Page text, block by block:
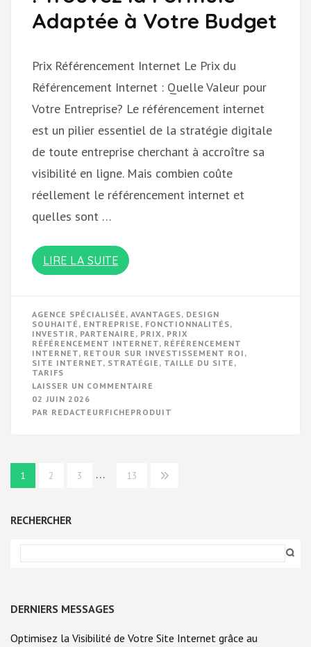
Adaptée à Votre Budget
Prix Référencement Internet Le Prix du
Référencement Internet : Quelle Valeur pour
Votre Entreprise? Le référencement internet
est un pilier essentiel de la stratégie digitale
de toute entreprise cherchant à accroître sa
visibilité en ligne. Mais combien coûte
réellement le référencement internet et
quelles sont …
LIRE LA SUITE
AGENCE SPÉCIALISÉE , AVANTAGES, DESIGN
SOUHAITÉ , ENTREPRISE , FONCTIONNALITÉS,
INVESTIR , PARTENAIRE , PRIX , PRIX
RÉFÉRENCEMENT INTERNET, RÉFÉRENCEMENT
INTERNET, RETOUR SUR INVESTISSEMENT ROI ,
SITE INTERNET, STRATÉGIE , TAILLE DU SITE ,
TARIFS
LAISSER UN COMMENTAIRE
PRIX
LA
FORMULE
02 JUIN 2026
PAR REDACTEURFICHEPRODUIT
Navigation
des
articles
1 2 3 … 13
RECHERCHER
DERNIERS MESSAGES
Optimisez la Visibilité de Votre Site Internet grâce au